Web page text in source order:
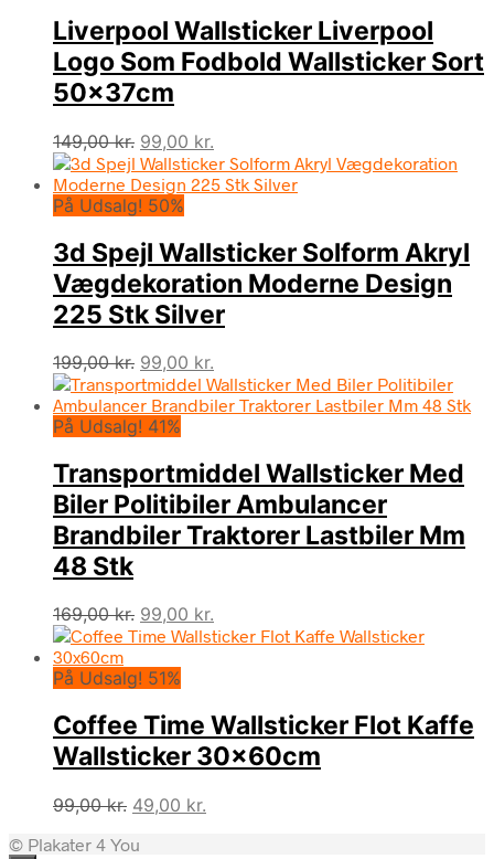
Liverpool Wallsticker Liverpool
Logo Som Fodbold Wallsticker Sort
50x37cm
149,00kr. Den
oprindelige
pris
var:
99,00 kr.
aktuelle
pris
På Udsalg! 50%
3d Spejl Wallsticker Solform Akryl
Vægdekoration Moderne Design
225 Stk Silver
199,00kr. Den
oprindelige
pris
var:
99,00 kr.
aktuelle
pris
På Udsalg! 41%
Transportmiddel Wallsticker Med
Biler Politibiler Ambulancer
Brandbiler Traktorer Lastbiler Mm
48 Stk
169,00kr. Den
oprindelige
var:
99,00 kr.
aktuelle
På Udsalg! 51%
Coffee Time Wallsticker Flot Kaffe
Wallsticker 30x60cm
99,00kr. Den
pris
49,00 kr.
© Plakater 4 You